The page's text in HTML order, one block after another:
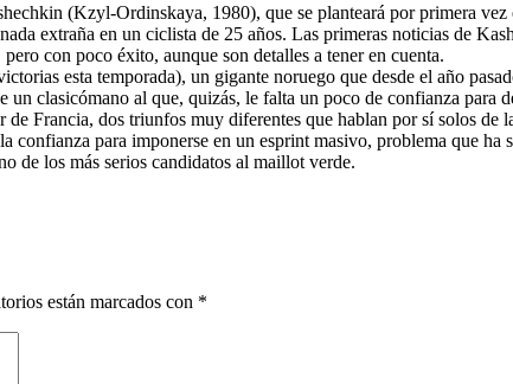
(Kzyl-Ordinskaya, 1980), que se planteará por primera
extraña en un ciclista de 25 años. Las primeras noticias de
con poco éxito, aunque son detalles a tener en cuenta.
esta temporada), un gigante noruego que desde el año
clasicómano al que, quizás, le falta un poco de confianza para
Francia, dos triunfos muy diferentes que hablan por sí solos
para imponerse en un esprint masivo, problema que
de los más serios candidatos al maillot verde.
están marcados con *